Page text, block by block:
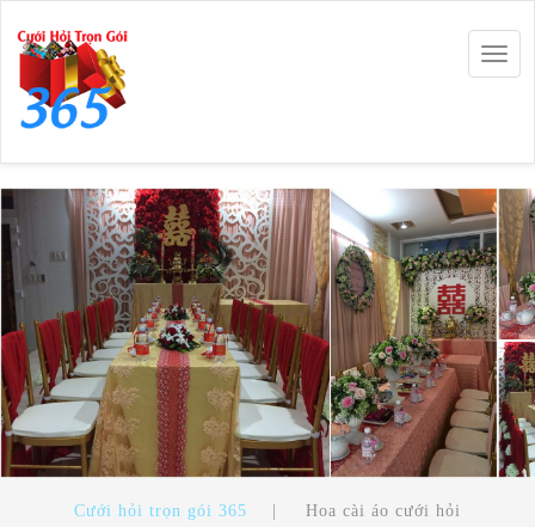
Cưới hỏi trọn gói 365 Hoa cài áo cưới hỏi